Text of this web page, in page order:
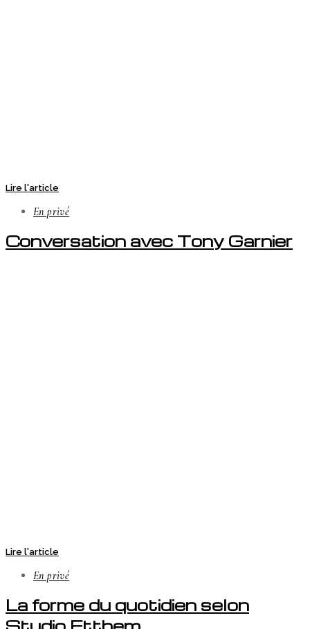
Lire l'article
En privé
Conversation avec Tony Garnier
Lire l'article
En privé
La forme du quotidien selon